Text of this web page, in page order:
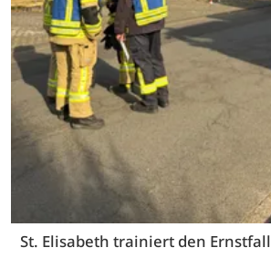
St. Elisabeth trainiert den Ernstfall